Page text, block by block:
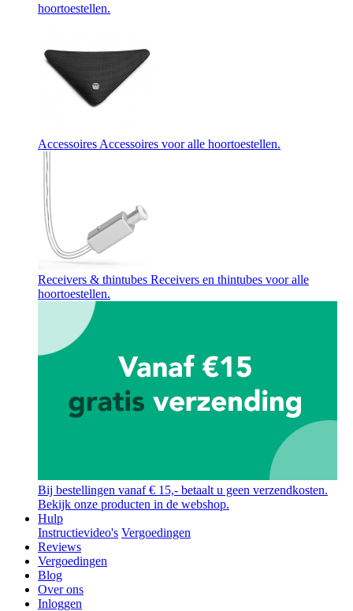
hoortoestellen.
Accessoires Accessoires voor alle hoortoestellen.
Receivers & thintubes Receivers en thintubes voor alle
hoortoestellen.
Bij bestellingen vanaf € 15,- betaalt u geen verzendkosten.
Bekijk onze producten in de webshop.
Hulp
Instructievideo's Vergoedingen
Reviews
Vergoedingen
Blog
Over ons
Inloggen